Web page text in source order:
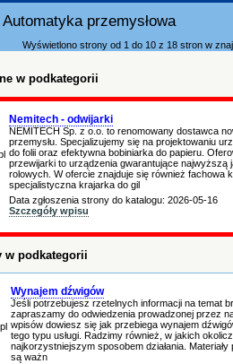
Automatyka przemysłowa
Wyświetlono strony od 1 do 10 z 18 stron w
w podkategorii
Nemitech - odwijarki
NEMITECH Sp. z o.o. to renomowany dostawca
przemysłu. Specjalizujemy się na projektowaniu
do folii oraz efektywna bobiniarka do papieru.
przewijarki to urządzenia gwarantujące najwyższą
rolowych. W ofercie znajduje się również fachowa
specjalistyczna krajarka do gil
Data zgłoszenia strony do katalogu: 2026-05-16
Szczegóły wpisu
w podkategorii
Wynajem dźwigów
Jeśli potrzebujesz rzetelnych informacji na temat
zapraszamy do odwiedzenia prowadzonej przez
wpisów dowiesz się jak przebiega wynajem
tego typu usługi. Radzimy również, w jakich
najkorzystniejszym sposobem działania.
są ważn